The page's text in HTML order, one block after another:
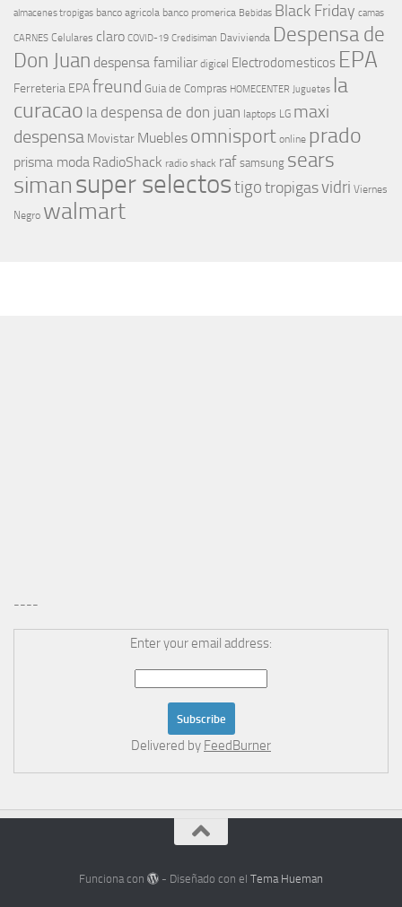
almacenes tropigas banco agricola banco promerica Bebidas Black Friday camas
CARNES Celulares claro COVID-19 Credisiman Davivienda Despensa de
Don Juan despensa familiar digicel Electrodomesticos EPA
Ferreteria EPAfreund Guia de Compras HOMECENTER Juguetes la
curacao la despensa de don juan laptops LG maxi
despensa Movistar Muebles omnisport online prado
prisma moda RadioShack radio shack raf samsung sears
simansuper selectostigotropigasvidri Viernes
Negro walmart
----
Enter your email address:
Delivered by FeedBurner
Funciona con - Diseñado con elTema Hueman